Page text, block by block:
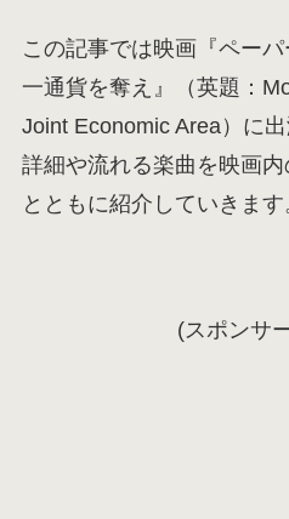
この記事では映画『ペー
一通貨を奪え』（英題：
Joint Economic Area）に
詳細や流れる楽曲を映画
とともに紹介していきます
(スポンサ